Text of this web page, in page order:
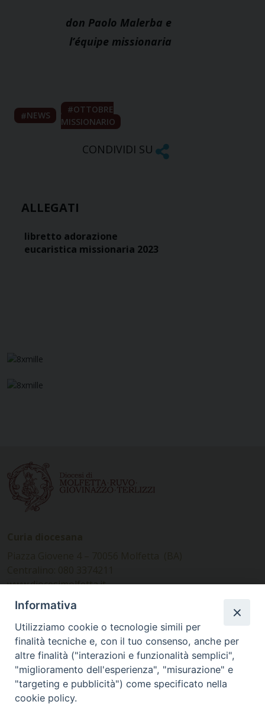
don Paolo Malerba e
l’équipe missionaria
NEWS
OTTOBRE
MISSIONARIO
CONDIVIDI SU
ALLEGATI
libretto adorazione
eucaristica missionaria 2023
www.diocesimolfetta.it –
diocesimolfetta@pec.chiesacattolica.it
Ufficio Comunicazioni sociali
Piazza Giovene 4 – 70056 Molfetta (BA)
comunicazionisociali@diocesimolfetta.it
Informativa
Utilizziamo cookie o tecnologie simili per
finalità tecniche e, con il tuo consenso, anche per
altre finalità ("interazioni e funzionalità semplici",
"miglioramento dell'esperienza", "misurazione" e
"targeting e pubblicità") come specificato nella
cookie policy.